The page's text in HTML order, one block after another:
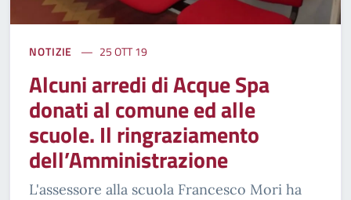
NOTIZIE 25 OTT 19
Alcuni arredi di Acque Spa
donati al comune ed alle
scuole. Il ringraziamento
dell’Amministrazione
L'assessore alla scuola Francesco Mori ha